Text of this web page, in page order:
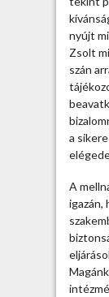
nyújt
Zsolt
szán
a
A
igazán,